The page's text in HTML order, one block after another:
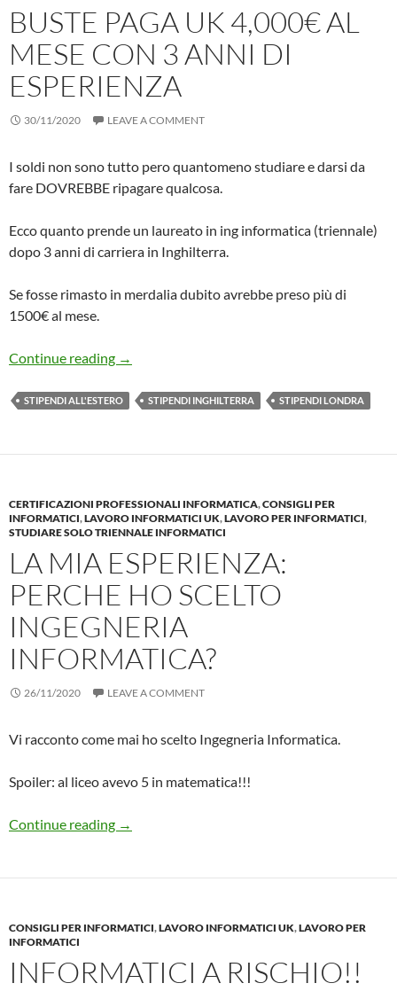
BUSTE PAGA UK 4,000€ AL
MESE CON 3 ANNI DI
ESPERIENZA
30/11/2020 LEAVE A COMMENT
I soldi non sono tutto pero quantomeno studiare e darsi da
fare DOVREBBE ripagare qualcosa.
Ecco quanto prende un laureato in ing informatica (triennale)
dopo 3 anni di carriera in Inghilterra.
Se fosse rimasto in merdalia dubito avrebbe preso più di
1500€ al mese.
Continue reading Buste Paga UK 4,000€ al mese con 3 anni di
→
STIPENDI ALL'ESTERO STIPENDI INGHILTERRA STIPENDI LONDRA
CERTIFICAZIONI PROFESSIONALI INFORMATICA,CONSIGLI PER
INFORMATICI,LAVORO INFORMATICI UK,LAVORO PER INFORMATICI,
STUDIARE SOLO TRIENNALE INFORMATICI
LA MIA ESPERIENZA:
PERCHE HO SCELTO
INGEGNERIA
INFORMATICA?
26/11/2020 LEAVE A COMMENT
Vi racconto come mai ho scelto Ingegneria Informatica.
Spoiler: al liceo avevo 5 in matematica!!!
Continue reading La mia Esperienza: Perche Ho Scelto
→
CONSIGLI PER INFORMATICI,LAVORO INFORMATICI UK,LAVORO PER
INFORMATICI
INFORMATICI A RISCHIO!!